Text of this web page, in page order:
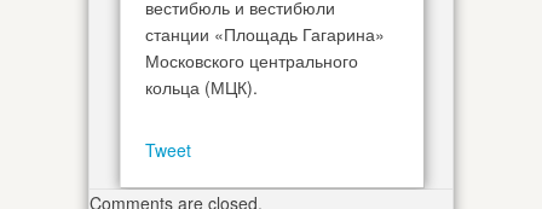
вестибюль и вестибюли
станции «Площадь Гагарина»
Московского центрального
кольца (МЦК).
Tweet
Comments are closed.